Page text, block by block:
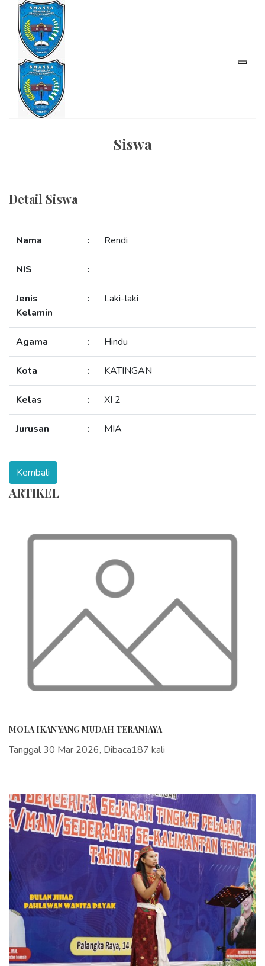
Siswa
Detail Siswa
Nama : Rendi
NIS :
Jenis
Kelamin
: Laki-laki
Agama : Hindu
Kota : KATINGAN
Kelas : XI 2
Jurusan : MIA
ARTIKEL
MOLA IKAN YANG MUDAH TERANIAYA
Tanggal 30 Mar 2026, Dibaca187 kali